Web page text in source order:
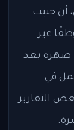
أن حبيب
غير
صهره بعد
في
التقارير